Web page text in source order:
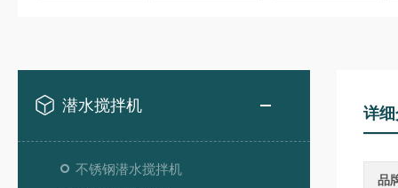
潜水搅拌机
不锈钢潜水搅拌机
详
品